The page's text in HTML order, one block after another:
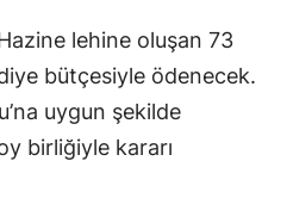
lehine oluşan 73
bütçesiyle ödenecek.
uygun şekilde
birliğiyle kararı